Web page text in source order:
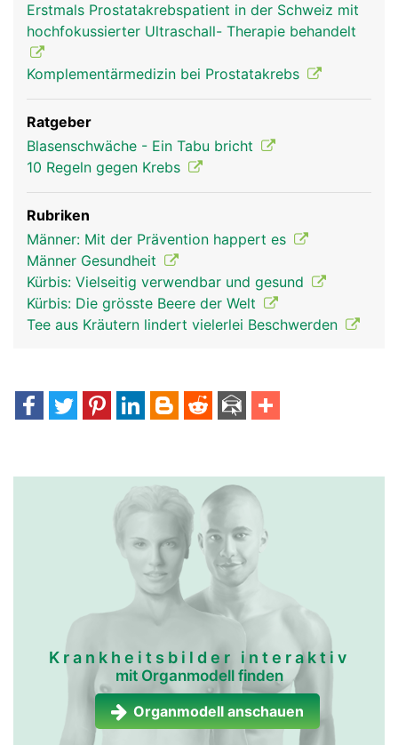
Erstmals Prostatakrebspatient in der Schweiz mit
hochfokussierter Ultraschall- Therapie behandelt
Komplementärmedizin bei Prostatakrebs
Ratgeber
Blasenschwäche - Ein Tabu bricht
10 Regeln gegen Krebs
Rubriken
Männer: Mit der Prävention happert es
Männer Gesundheit
Kürbis: Vielseitig verwendbar und gesund
Kürbis: Die grösste Beere der Welt
Tee aus Kräutern lindert vielerlei Beschwerden
Krankheitsbilder interaktiv
mit Organmodell finden
Organmodell anschauen